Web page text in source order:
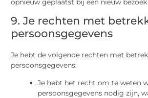
opnieuw geplaatst bij een nieuw bezoek
9. Je rechten met
persoonsgegevens
Je hebt de volgende rechten met
persoonsgegevens:
Je hebt het recht om te weten
persoonsgegevens nodig zijn,